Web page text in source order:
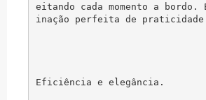
eitando cada momento a bordo.
inação perfeita de
Eficiência e elegância.